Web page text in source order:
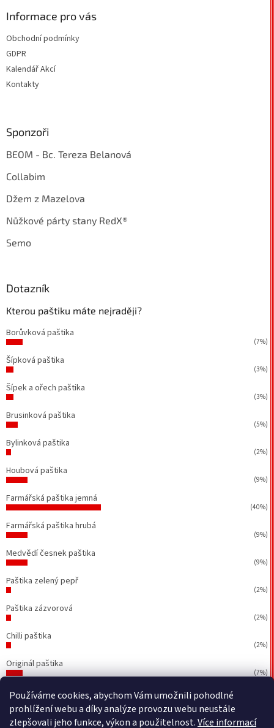
Používáme cookies, abychom Vám umožnili pohodlné
prohlížení webu a díky analýze provozu webu neustále
zlepšovali jeho funkce, výkon a použitelnost.Více informací
Informace pro vás
Obchodní podmínky
GDPR
Kalendář Akcí
Kontakty
Sponzoři
BEOM - Bc. Tereza Belanová
Collabim
Džem z Mazelova
Nůžkové párty stany RedX®
Semo
Dotazník
Kterou paštiku máte nejraději?
Borůvková paštika
(7%)
Šípková paštika
(3%)
Šípek a ořech paštika
(3%)
Brusinková paštika
(5%)
Bylinková paštika
(2%)
Houbová paštika
(9%)
Farmářská paštika jemná
(40%)
Farmářská paštika hrubá
(9%)
Medvědí česnek paštika
(9%)
Paštika zelený pepř
(2%)
Paštika zázvorová
(2%)
Chilli paštika
(2%)
Originál paštika
(7%)
Počet hlasů:43